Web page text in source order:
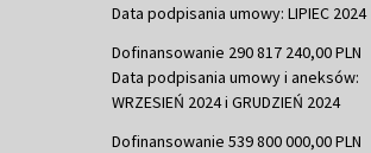
Data podpisania umowy: LIPIEC 2024
Dofinansowanie 290 817 240,00 PLN
Data podpisania umowy i aneksów:
WRZESIEŃ 2024 i GRUDZIEŃ 2024
Dofinansowanie 539 800 000,00 PLN